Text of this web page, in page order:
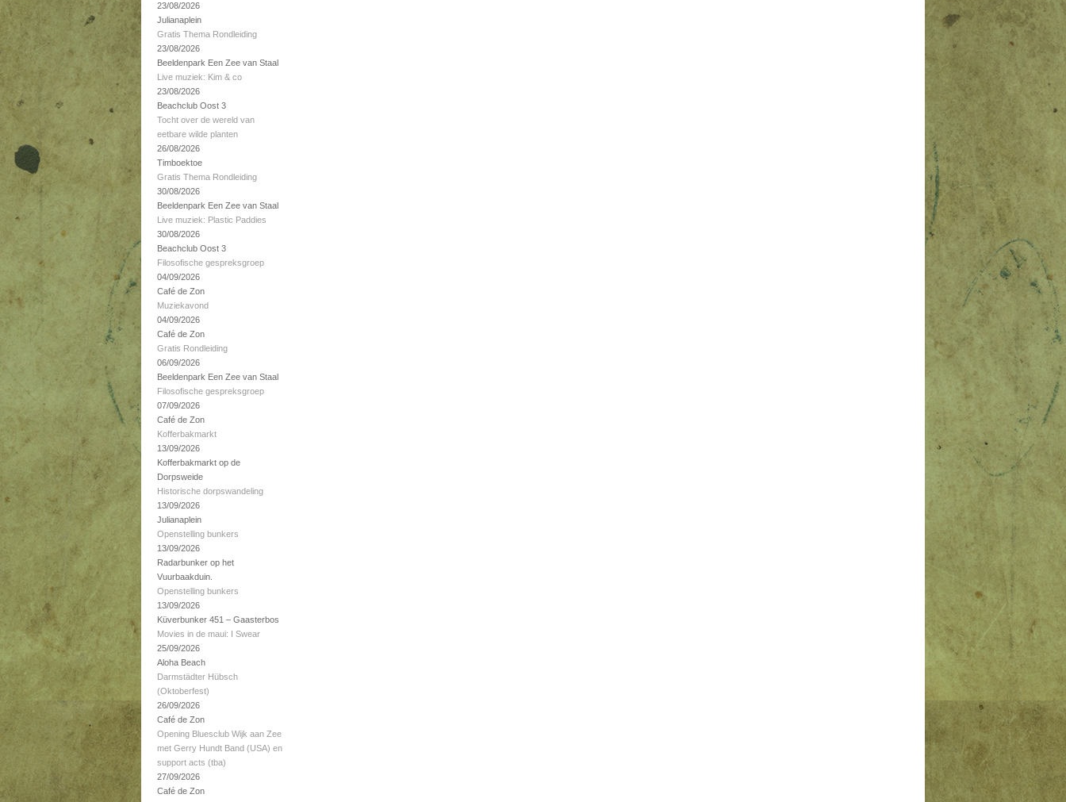
23/08/2026
Julianaplein
Gratis Thema Rondleiding
23/08/2026
Beeldenpark Een Zee van Staal
Live muziek: Kim & co
23/08/2026
Beachclub Oost 3
Tocht over de wereld van
eetbare wilde planten
26/08/2026
Timboektoe
Gratis Thema Rondleiding
30/08/2026
Beeldenpark Een Zee van Staal
Live muziek: Plastic Paddies
30/08/2026
Beachclub Oost 3
Filosofische gespreksgroep
04/09/2026
Café de Zon
Muziekavond
04/09/2026
Café de Zon
Gratis Rondleiding
06/09/2026
Beeldenpark Een Zee van Staal
Filosofische gespreksgroep
07/09/2026
Café de Zon
Kofferbakmarkt
13/09/2026
Kofferbakmarkt op de
Dorpsweide
Historische dorpswandeling
13/09/2026
Julianaplein
Openstelling bunkers
13/09/2026
Radarbunker op het
Vuurbaakduin.
Openstelling bunkers
13/09/2026
Küverbunker 451 – Gaasterbos
Movies in de maui: I Swear
25/09/2026
Aloha Beach
Darmstädter Hübsch
(Oktoberfest)
26/09/2026
Café de Zon
Opening Bluesclub Wijk aan Zee
met Gerry Hundt Band (USA) en
support acts (tba)
27/09/2026
Café de Zon